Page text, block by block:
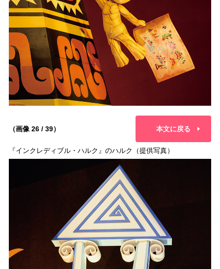
（画像 26 / 39） 本文に戻る
『インクレディブル・ハルク』のハルク（提供写真）